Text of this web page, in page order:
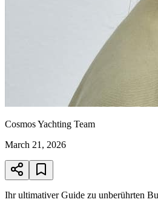
Cosmos Yachting Team
March 21, 2026
Ihr ultimativer Guide zu unberührten